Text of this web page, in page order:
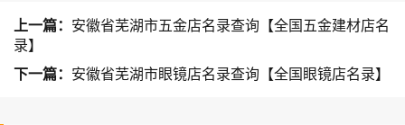
上一篇： 安徽省芜湖市五金店名录查询【全国五金建材店名
录】
下一篇： 安徽省芜湖市眼镜店名录查询【全国眼镜店名录】